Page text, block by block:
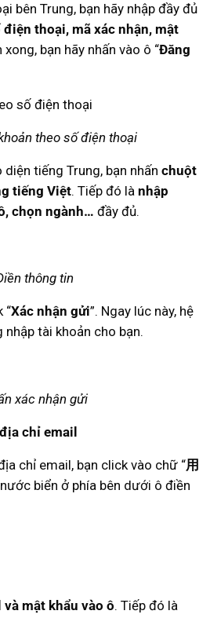
bên Trung, bạn hãy nhập đầy đủ
điện thoại, mã xác nhận, mật
xong, bạn hãy nhấn vào ô “Đăng
theo số điện thoại
tiếng Trung, bạn nhấn chuột
tiếng Việt. Tiếp đó là nhập
chọn ngành… đầy đủ.
thông tin
“Xác nhận gửi”. Ngay lúc này, hệ
tài khoản cho bạn.
xác nhận gửi
chỉ email
chỉ email, bạn click vào chữ “用
biển ở phía bên dưới ô điền
mật khẩu vào ô. Tiếp đó là